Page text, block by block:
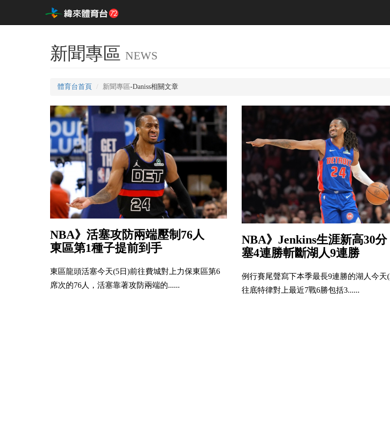
新聞專區 NEWS
體育台首頁 新聞專區-Daniss相關文章
NBA》活塞攻防兩端壓制76人
東區第1種子提前到手
東區龍頭活塞今天(5日)前往費城對上力保東區第6
席次的76人，活塞靠著攻防兩端的......
NBA》Jenkins生涯新高30
塞4連勝斬斷湖人9連勝
例行賽尾聲寫下本季最長9連勝的湖人今天
往底特律對上最近7戰6勝包括3......